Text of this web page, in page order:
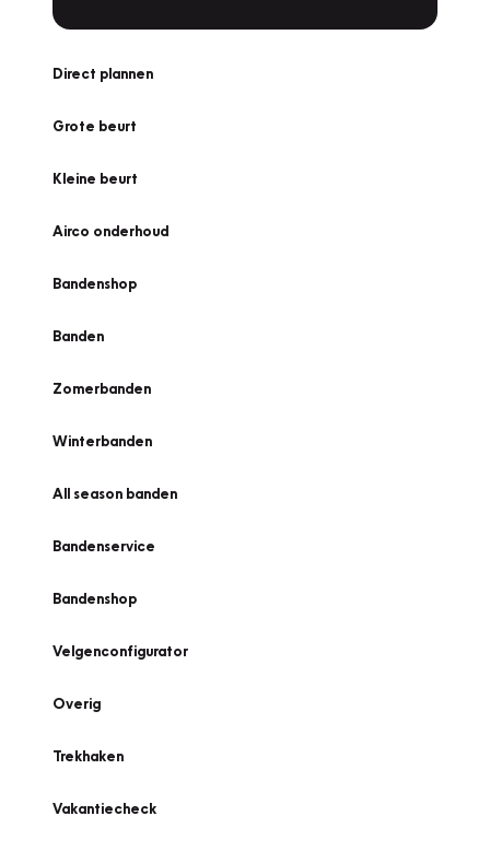
Direct plannen
Grote beurt
Kleine beurt
Airco onderhoud
Bandenshop
Banden
Zomerbanden
Winterbanden
All season banden
Bandenservice
Bandenshop
Velgenconfigurator
Overig
Trekhaken
Vakantiecheck